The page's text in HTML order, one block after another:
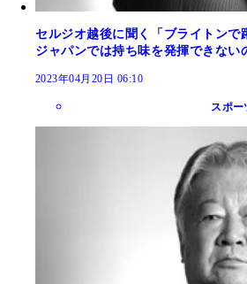
セルジオ越後に聞く「ブライトンで
ジャパンでは持ち味を発揮できない
2023年04月20日 06:10
スポー